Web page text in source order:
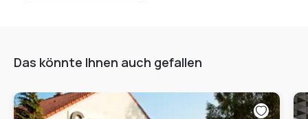
Das könnte Ihnen auch gefallen